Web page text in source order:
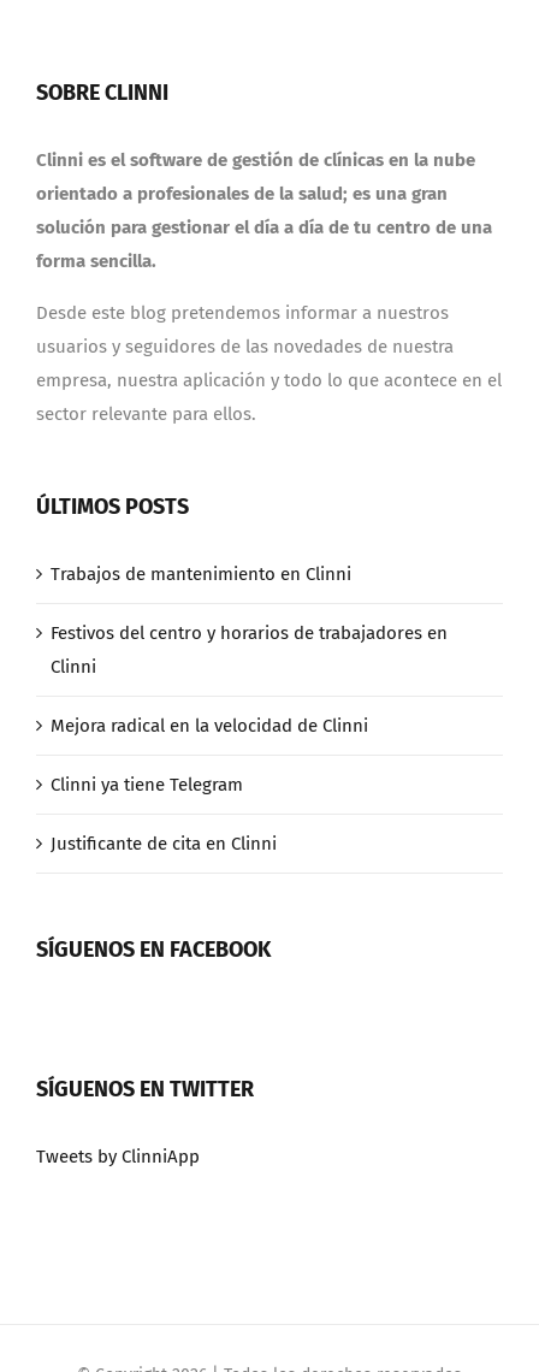
SOBRE CLINNI
Clinni es el software de gestión de clínicas en la nube
orientado a profesionales de la salud; es una gran
solución para gestionar el día a día de tu centro de una
forma sencilla.
Desde este blog pretendemos informar a nuestros
usuarios y seguidores de las novedades de nuestra
empresa, nuestra aplicación y todo lo que acontece en el
sector relevante para ellos.
ÚLTIMOS POSTS
Trabajos de mantenimiento en Clinni
Festivos del centro y horarios de trabajadores en
Clinni
Mejora radical en la velocidad de Clinni
Clinni ya tiene Telegram
Justificante de cita en Clinni
SÍGUENOS EN FACEBOOK
SÍGUENOS EN TWITTER
Tweets by ClinniApp